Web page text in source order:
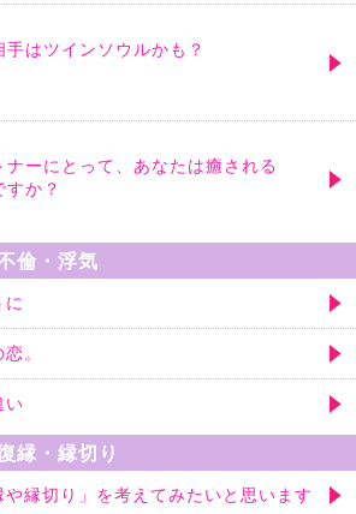
手はツインソウルかも？
ナーにとって、あなたは癒される
すか？
倫・浮気
。
い
縁・縁切り
縁切り」を考えてみたいと思います